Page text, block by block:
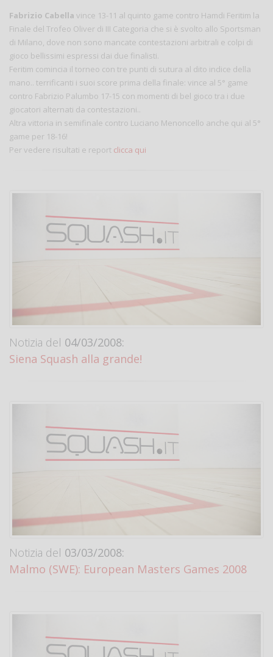
Fabrizio Cabella vince 13-11 al quinto game contro Hamdi Feritim la
Finale del Trofeo Oliver di III Categoria che si è svolto allo Sportsman
di Milano, dove non sono mancate contestazioni arbitrali e colpi di
gioco bellissimi espressi dai due finalisti.
Feritim comincia il torneo con tre punti di sutura al dito indice della
mano.. terrificanti i suoi score prima della finale: vince al 5° game
contro Fabrizio Palumbo 17-15 con momenti di bel gioco tra i due
giocatori alternati da contestazioni..
Altra vittoria in semifinale contro Luciano Menoncello anche qui al 5°
game per 18-16!
Per vedere risultati e report clicca qui
Notizia del 04/03/2008:
Siena Squash alla grande!
Notizia del 03/03/2008:
Malmo (SWE): European Masters Games 2008